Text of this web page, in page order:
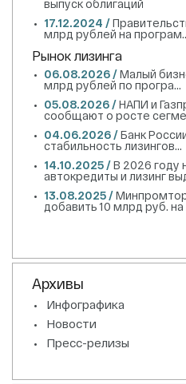
выпуск облигаций
17.12.2024 /
млрд рублей на
Рынок лизинга
06.08.2026 /Малый
млрд рублей по програ...
05.08.2026 /НАПИ и
сообщают о росте
04.06.2026 /Банк
стабильность лизингов...
14.10.2025 /В 2026 году
автокредиты и лизинг
13.08.2025 /
добавить 10 млрд руб. на
Архивы
Инфографика
Новости
Пресс-релизы